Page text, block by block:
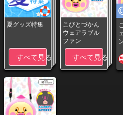
夏グッズ特集
すべて見る
こびとづかん
ウェアラブル
ファン
すべて見る